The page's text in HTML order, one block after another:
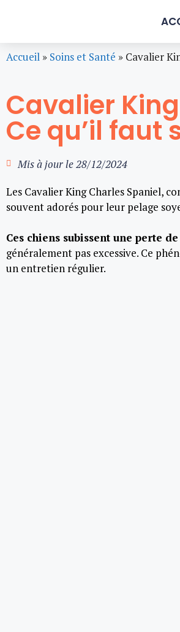
Accueil » Soins et Santé » Cavalier
Cavalier
Ce qu’il faut
Mis à jour le28/12/2024
Les Cavalier King Charles Spaniel,
souvent adorés pour leur pelage
Ces chiens subissent une perte
généralement pas excessive. Ce
un entretien régulier.